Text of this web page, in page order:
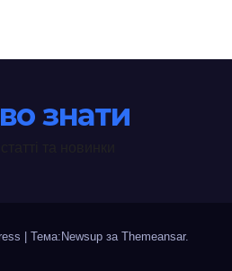
знати
Тема:Newsup за Themeansar.